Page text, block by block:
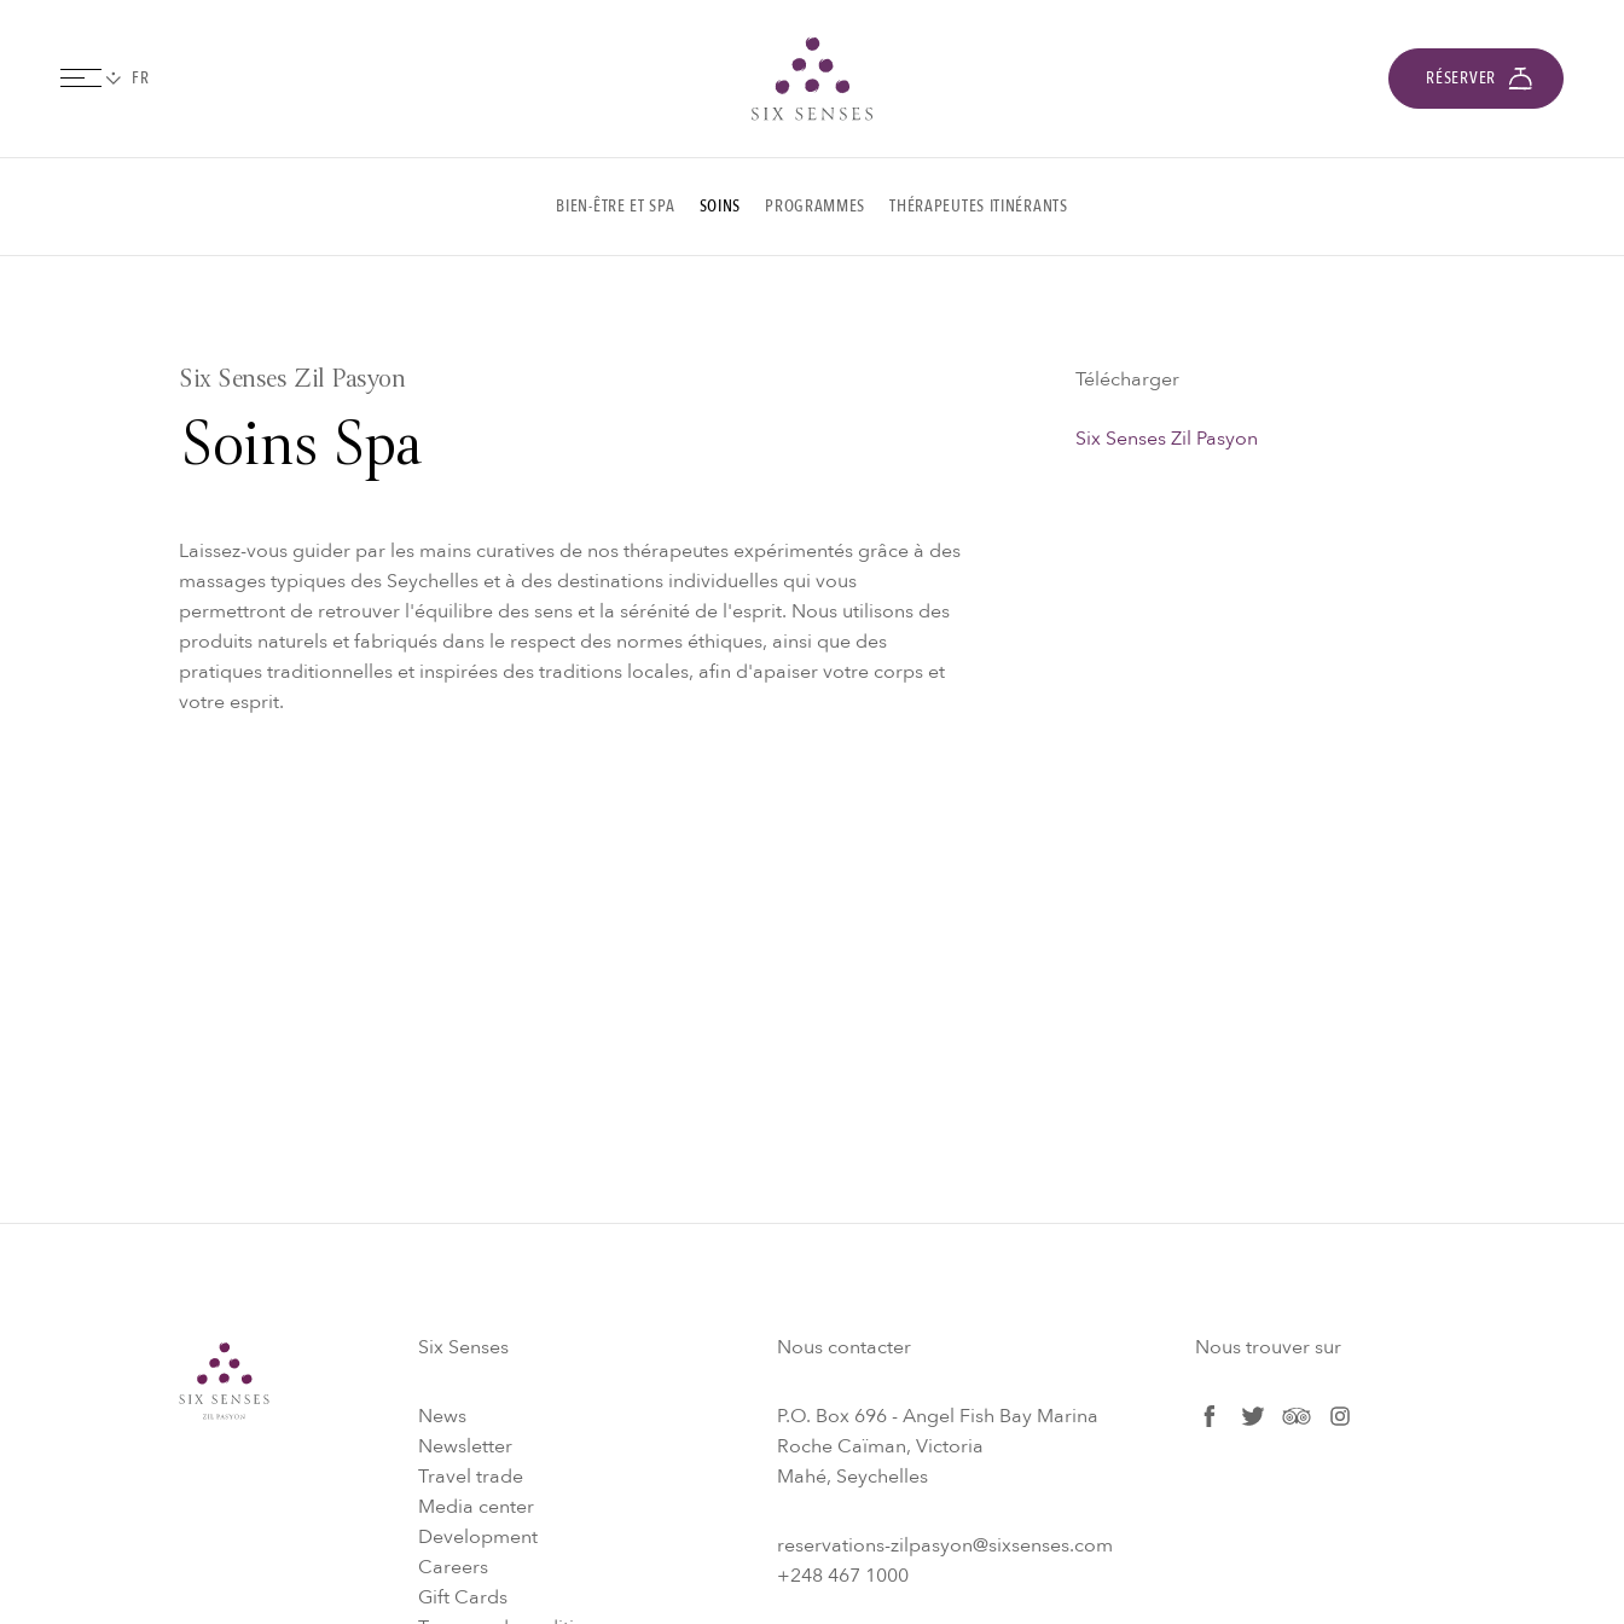
RÉSERVER
BIEN-ÊTRE ET SPA SOINS PROGRAMMES THÉRAPEUTES ITINÉRANTS
Six Senses Zil Pasyon
Soins Spa
​​Laissez-vous guider par les mains curatives de nos thérapeutes expérimentés grâce à des
massages typiques des Seychelles et à des destinations individuelles qui vous
permettront de retrouver l'équilibre des sens et la sérénité de l'esprit. Nous utilisons des
produits naturels et fabriqués dans le respect des normes éthiques, ainsi que des
pratiques traditionnelles et inspirées des traditions locales, afin d'apaiser votre corps et
votre esprit.
Télécharger
Six Senses Zil Pasyon
Six Senses
News
Newsletter
Travel trade
Media center
Development
Careers
Gift Cards
Nous contacter
P.O. Box 696 - Angel Fish Bay Marina
Roche Caïman, Victoria
Mahé, Seychelles
reservations-zilpasyon@sixsenses.com
+248 467 1000
Nous trouver sur
facebook
twittertripadvisor